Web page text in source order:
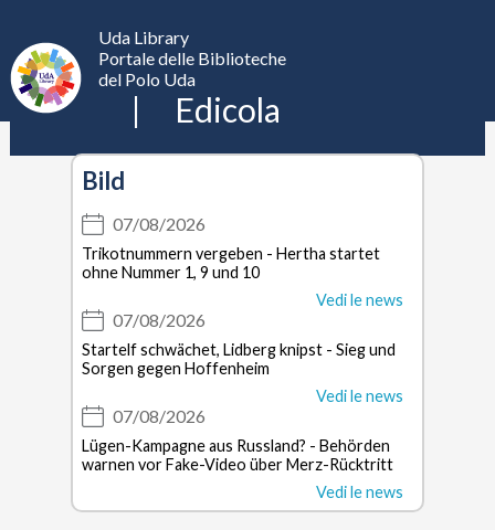
Edicola
UdaLibrary
Uda Library
Portale delle Biblioteche
del Polo Uda
Edicola
Bild
07/08/2026
Trikotnummern vergeben - Hertha startet
ohne Nummer 1, 9 und 10
Vedi le news
07/08/2026
Startelf schwächet, Lidberg knipst - Sieg und
Sorgen gegen Hoffenheim
Vedi le news
07/08/2026
Lügen-Kampagne aus Russland? - Behörden
warnen vor Fake-Video über Merz-Rücktritt
Vedi le news